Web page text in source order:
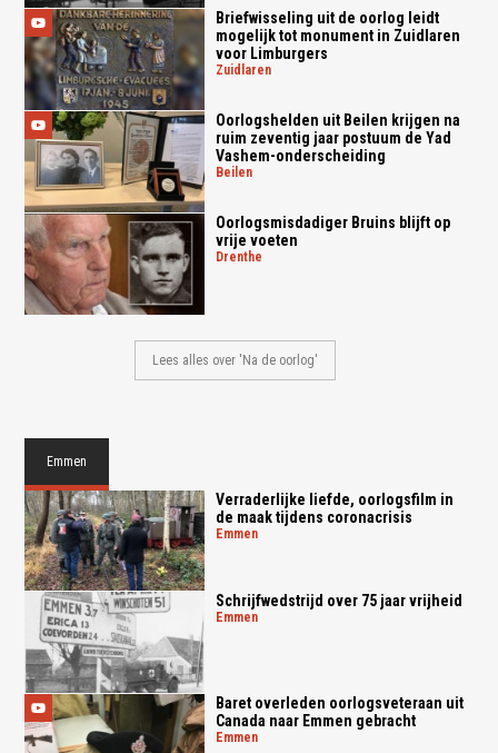
Briefwisseling uit de oorlog leidt
mogelijk tot monument in Zuidlaren
voor Limburgers
zuidlaren
Oorlogshelden uit Beilen krijgen na
ruim zeventig jaar postuum de Yad
Vashem-onderscheiding
beilen
Oorlogsmisdadiger Bruins blijft op
vrije voeten
drenthe
Lees alles over 'Na de oorlog'
Emmen
Verraderlijke liefde, oorlogsfilm in
de maak tijdens coronacrisis
emmen
Schrijfwedstrijd over 75 jaar vrijheid
emmen
Baret overleden oorlogsveteraan uit
Canada naar Emmen gebracht
emmen